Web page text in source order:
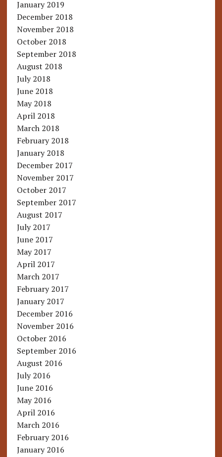
January 2019
December 2018
November 2018
October 2018
September 2018
August 2018
July 2018
June 2018
May 2018
April 2018
March 2018
February 2018
January 2018
December 2017
November 2017
October 2017
September 2017
August 2017
July 2017
June 2017
May 2017
April 2017
March 2017
February 2017
January 2017
December 2016
November 2016
October 2016
September 2016
August 2016
July 2016
June 2016
May 2016
April 2016
March 2016
February 2016
January 2016